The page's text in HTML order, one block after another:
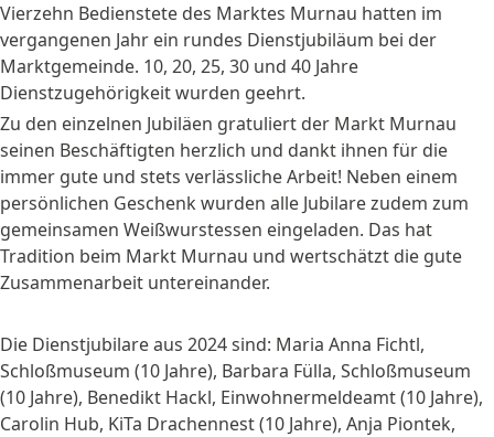
Vierzehn Bedienstete des Marktes Murnau hatten im
vergangenen Jahr ein rundes Dienstjubiläum bei der
Marktgemeinde. 10, 20, 25, 30 und 40 Jahre
Dienstzugehörigkeit wurden geehrt.
Zu den einzelnen Jubiläen gratuliert der Markt Murnau
seinen Beschäftigten herzlich und dankt ihnen für die
immer gute und stets verlässliche Arbeit! Neben einem
persönlichen Geschenk wurden alle Jubilare zudem zum
gemeinsamen Weißwurstessen eingeladen. Das hat
Tradition beim Markt Murnau und wertschätzt die gute
Zusammenarbeit untereinander.
Die Dienstjubilare aus 2024 sind: Maria Anna Fichtl,
Schloßmuseum (10 Jahre), Barbara Fülla, Schloßmuseum
(10 Jahre), Benedikt Hackl, Einwohnermeldeamt (10 Jahre),
Carolin Hub, KiTa Drachennest (10 Jahre), Anja Piontek,